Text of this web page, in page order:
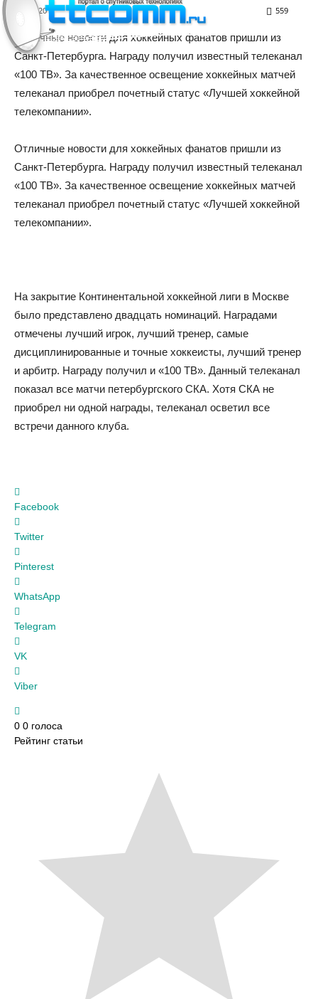
30.05.2011 559
Отличные новости для хоккейных фанатов пришли из
Санкт-Петербурга. Награду получил известный телеканал
«100 ТВ». За качественное освещение хоккейных матчей
телеканал приобрел почетный статус «Лучшей хоккейной
телекомпании».
Отличные новости для хоккейных фанатов пришли из
Санкт-Петербурга. Награду получил известный телеканал
«100 ТВ». За качественное освещение хоккейных матчей
телеканал приобрел почетный статус «Лучшей хоккейной
телекомпании».
На закрытие Континентальной хоккейной лиги в Москве
было представлено двадцать номинаций. Наградами
отмечены лучший игрок, лучший тренер, самые
дисциплинированные и точные хоккеисты, лучший тренер
и арбитр. Награду получил и «100 ТВ». Данный телеканал
показал все матчи петербургского СКА. Хотя СКА не
приобрел ни одной награды, телеканал осветил все
встречи данного клуба.
Facebook
Twitter
Pinterest
WhatsApp
Telegram
VK
Viber
0 0 голоса
Рейтинг статьи